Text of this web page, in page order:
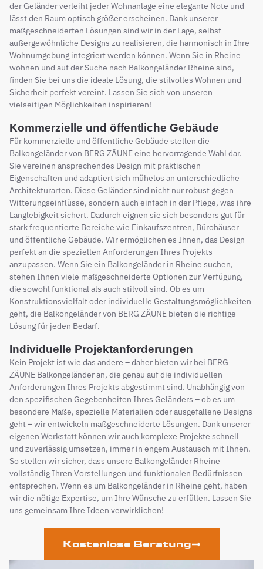
der Geländer verleiht jeder Wohnanlage eine elegante Note und
lässt den Raum optisch größer erscheinen. Dank unserer
maßgeschneiderten Lösungen sind wir in der Lage, selbst
außergewöhnliche Designs zu realisieren, die harmonisch in Ihre
Wohnumgebung integriert werden können. Wenn Sie in Rheine
wohnen und auf der Suche nach Balkongeländer Rheine sind,
finden Sie bei uns die ideale Lösung, die stilvolles Wohnen und
Sicherheit perfekt vereint. Lassen Sie sich von unseren
vielseitigen Möglichkeiten inspirieren!
Kommerzielle und öffentliche Gebäude
Für kommerzielle und öffentliche Gebäude stellen die
Balkongeländer von BERG ZÄUNE eine hervorragende Wahl dar.
Sie vereinen ansprechendes Design mit praktischen
Eigenschaften und adaptiert sich mühelos an unterschiedliche
Architekturarten. Diese Geländer sind nicht nur robust gegen
Witterungseinflüsse, sondern auch einfach in der Pflege, was ihre
Langlebigkeit sichert. Dadurch eignen sie sich besonders gut für
stark frequentierte Bereiche wie Einkaufszentren, Bürohäuser
und öffentliche Gebäude. Wir ermöglichen es Ihnen, das Design
perfekt an die speziellen Anforderungen Ihres Projekts
anzupassen. Wenn Sie ein Balkongeländer in Rheine suchen,
stehen Ihnen viele maßgeschneiderte Optionen zur Verfügung,
die sowohl funktional als auch stilvoll sind. Ob es um
Konstruktionsvielfalt oder individuelle Gestaltungsmöglichkeiten
geht, die Balkongeländer von BERG ZÄUNE bieten die richtige
Lösung für jeden Bedarf.
Individuelle Projektanforderungen
Kein Projekt ist wie das andere – daher bieten wir bei BERG
ZÄUNE Balkongeländer an, die genau auf die individuellen
Anforderungen Ihres Projekts abgestimmt sind. Unabhängig von
den spezifischen Gegebenheiten Ihres Geländers – ob es um
besondere Maße, spezielle Materialien oder ausgefallene Designs
geht – wir entwickeln maßgeschneiderte Lösungen. Dank unserer
eigenen Werkstatt können wir auch komplexe Projekte schnell
und zuverlässig umsetzen, immer in engem Austausch mit Ihnen.
So stellen wir sicher, dass unsere Balkongeländer Rheine
vollständig Ihren Vorstellungen und funktionalen Bedürfnissen
entsprechen. Wenn es um Balkongeländer in Rheine geht, haben
wir die nötige Expertise, um Ihre Wünsche zu erfüllen. Lassen Sie
uns gemeinsam Ihre Ideen verwirklichen!
Kostenlose Beratung